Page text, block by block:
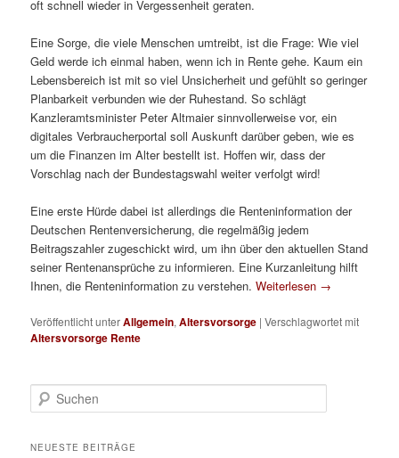
oft schnell wieder in Vergessenheit geraten.
Eine Sorge, die viele Menschen umtreibt, ist die Frage: Wie viel
Geld werde ich einmal haben, wenn ich in Rente gehe. Kaum ein
Lebensbereich ist mit so viel Unsicherheit und gefühlt so geringer
Planbarkeit verbunden wie der Ruhestand. So schlägt
Kanzleramtsminister Peter Altmaier sinnvollerweise vor, ein
digitales Verbraucherportal soll Auskunft darüber geben, wie es
um die Finanzen im Alter bestellt ist. Hoffen wir, dass der
Vorschlag nach der Bundestagswahl weiter verfolgt wird!
Eine erste Hürde dabei ist allerdings die Renteninformation der
Deutschen Rentenversicherung, die regelmäßig jedem
Beitragszahler zugeschickt wird, um ihn über den aktuellen Stand
seiner Rentenansprüche zu informieren. Eine Kurzanleitung hilft
Ihnen, die Renteninformation zu verstehen.Weiterlesen →
Veröffentlicht unterAllgemein,Altersvorsorge |Verschlagwortet mit
Altersvorsorge Rente
Suchen
NEUESTE BEITRÄGE